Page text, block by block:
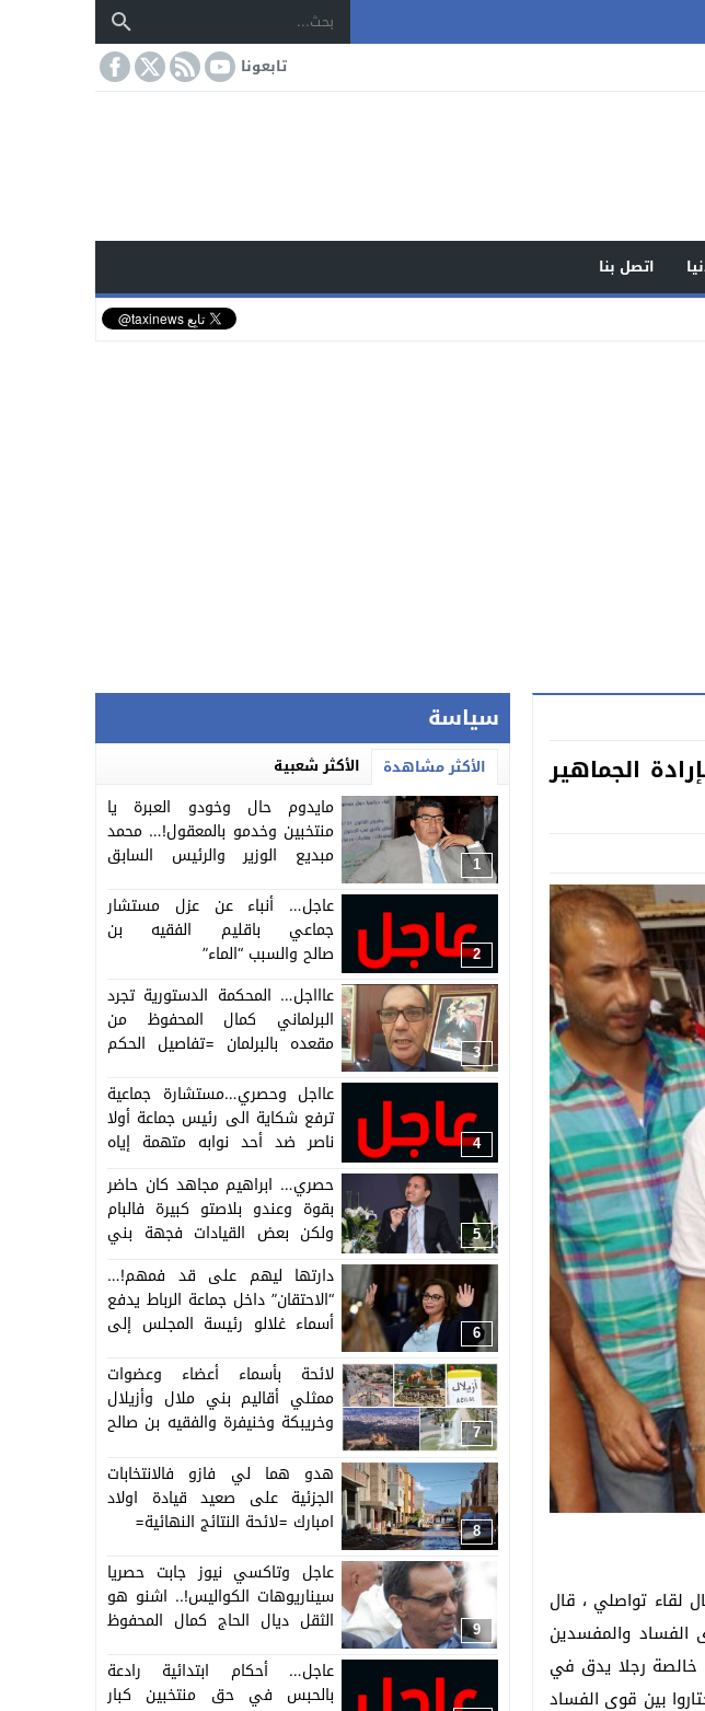
تابعونا
اتصل بنا
الجماهير
لقاء تواصلي ، قال
الفساد والمفسدين
خالصة رجلا يدق في
بين قوى الفساد
سياسة
الأكثر مشاهدة الأكثر شعبية
1
مايدوم حال وخودو العبرة يا
منتخبين وخدمو بالمعقول!… محمد
مبديع الوزير والرئيس السابق
اول جلسة للمحاكمة ديالو بتهم
ثقيلة
2
عاجل… أنباء عن عزل مستشار
جماعي باقليم الفقيه بن
صالح والسبب “الماء”
3
عاااجل… المحكمة الدستورية تجرد
البرلماني كمال المحفوظ من
مقعده بالبرلمان =تفاصيل الحكم
4
عااجل وحصري…مستشارة جماعية
ترفع شكاية الى رئيس جماعة أولا
ناصر ضد أحد نوابه متهمة إياه
على خط هذه الواقعة
5
حصري… ابراهيم مجاهد كان حاضر
بقوة وعندو بلاصتو كبيرة فالبام
ولكن بعض القيادات فجهة بني
خاوي الوفاض من المؤتمر وماشدو
حتى منصب كبير اللهم العضوية
فالمجلس الوطني
6
دارتها ليهم على قد فمهم!…
“الاحتقان” داخل جماعة الرباط يدفع
أسماء غلالو رئيسة المجلس إلى
7
لائحة بأسماء أعضاء وعضوات
ممثلي أقاليم بني ملال وأزيلال
وخريبكة وخنيفرة والفقيه بن صالح
8
هدو هما لي فازو فالانتخابات
الجزئية على صعيد قيادة اولاد
امبارك =لائحة النتائج النهائية=
9
عاجل وتاكسي نيوز جابت حصريا
سيناريوهات الكواليس!.. اشنو هو
الثقل ديال الحاج كمال المحفوظ
مشا لو المقعد البرلماني وشكون
غادي يتنافس فالانتخابات الجزئية
عاجل… أحكام ابتدائية رادعة
بالحبس في حق منتخبين كبار